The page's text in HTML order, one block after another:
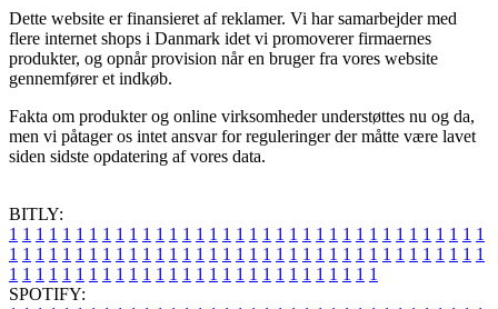
Dette website er finansieret af reklamer. Vi har samarbejder med
flere internet shops i Danmark idet vi promoverer firmaernes
produkter, og opnår provision når en bruger fra vores website
gennemfører et indkøb.
Fakta om produkter og online virksomheder understøttes nu og da,
men vi påtager os intet ansvar for reguleringer der måtte være lavet
siden sidste opdatering af vores data.
BITLY:
1 1 1 1 1 1 1 1 1 1 1 1 1 1 1 1 1 1 1 1 1 1 1 1 1 1 1 1 1 1 1 1 1 1 1 1
1 1 1 1 1 1 1 1 1 1 1 1 1 1 1 1 1 1 1 1 1 1 1 1 1 1 1 1 1 1 1 1 1 1 1 1
1 1 1 1 1 1 1 1 1 1 1 1 1 1 1 1 1 1 1 1 1 1 1 1 1 1 1 1
SPOTIFY: